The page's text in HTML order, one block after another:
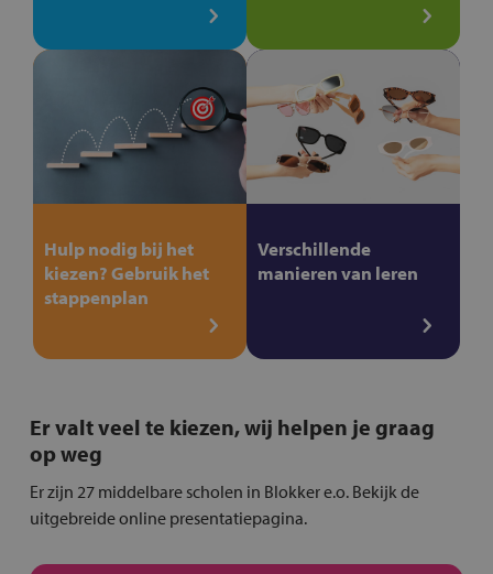
Hulp nodig bij het
kiezen? Gebruik het
stappenplan
Verschillende
manieren van leren
Er valt veel te kiezen, wij helpen je graag
op weg
Er zijn 27 middelbare scholen in Blokker e.o. Bekijk de
uitgebreide online presentatiepagina.